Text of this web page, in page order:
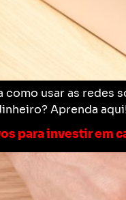
como usar as redes
Aprenda
para investir em